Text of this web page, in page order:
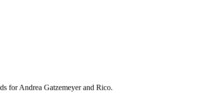
for Andrea Gatzemeyer and Rico.